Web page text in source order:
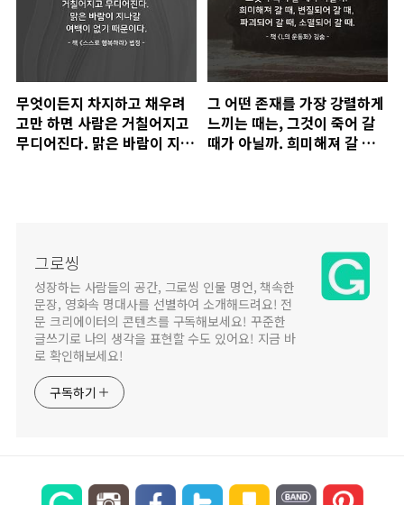
무엇이든지 차지하고 채우려
고만 하면 사람은 거칠어지고
무디어진다. 맑은 바람이 지나
그 어떤 존재를 가장 강렬하게
느끼는 때는, 그것이 죽어 갈
때가 아닐까. 희미해져 갈 때,
그로씽
성장하는 사람들의 공간, 그로씽 인물 명언, 책속한
문장, 영화속 명대사를 선별하여 소개해드려요! 전
문 크리에이터의 콘텐츠를 구독해보세요! 꾸준한
글쓰기로 나의 생각을 표현할 수도 있어요! 지금 바
로 확인해보세요!
구독하기